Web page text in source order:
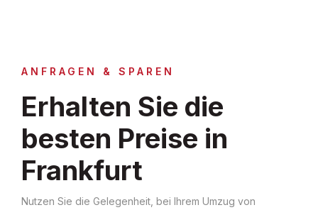
ANFRAGEN & SPAREN
Erhalten Sie die
besten Preise in
Frankfurt
Nutzen Sie die Gelegenheit, bei Ihrem Umzug von